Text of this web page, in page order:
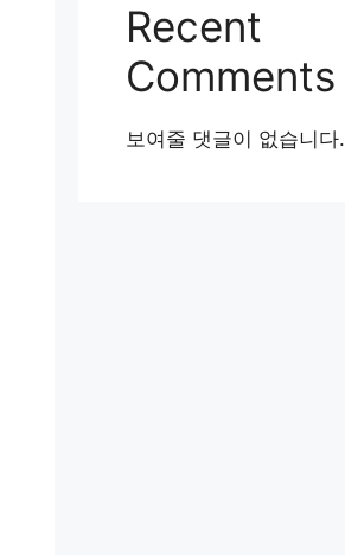
Recent
Comments
보여줄 댓글이 없습니다.